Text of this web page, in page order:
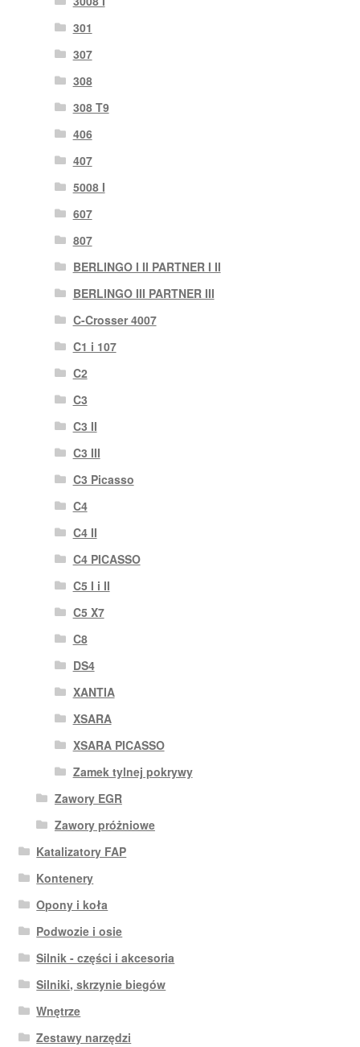
301
307
308
308 T9
406
407
5008 I
607
807
BERLINGO I II PARTNER I II
BERLINGO III PARTNER III
C-Crosser 4007
C1 i 107
C2
C3
C3 II
C3 III
C3 Picasso
C4
C4 II
C4 PICASSO
C5 I i II
C5 X7
C8
DS4
XANTIA
XSARA
XSARA PICASSO
Zamek tylnej pokrywy
Zawory EGR
Zawory próżniowe
Katalizatory FAP
Kontenery
Opony i koła
Podwozie i osie
Silnik - części i akcesoria
Silniki, skrzynie biegów
Wnętrze
Zestawy narzędzi